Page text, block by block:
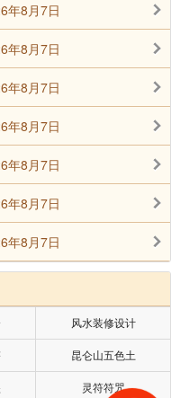
系列专题4
年8月7日
年8月7日
年8月7日
年8月7日
年8月7日
年8月7日
年8月7日
风水装修设计
昆仑山五色土
灵符符咒